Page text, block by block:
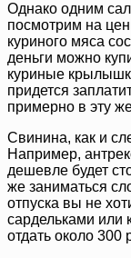
Однако одним
посмотрим на
куриного мяса
деньги можно
куриные
придется
примерно в эту
Свинина, как и
Например,
дешевле будет
же заниматься
отпуска вы не
сардельками или
отдать около 300